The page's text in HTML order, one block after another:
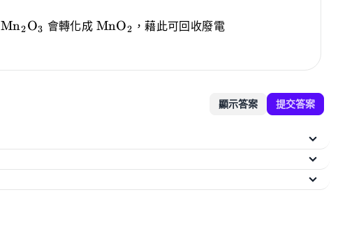
\ce{Mn_2O_3}
MnX
2OX
3 會轉化成 \ce{MnO_2}
MnOX
2 ，藉此可回收廢電
顯示答案 提交答案